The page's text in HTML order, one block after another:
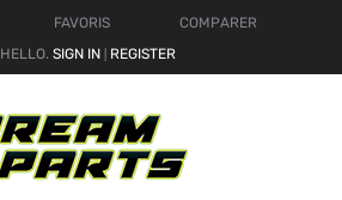
FAVORIS
COMPARER
HELLO. SIGN IN REGISTER